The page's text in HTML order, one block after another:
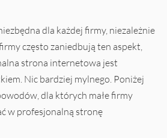
dla każdej firmy, niezależnie
często zaniedbują ten aspekt,
strona internetowa jest
Nic bardziej mylnego. Poniżej
dla których małe firmy
w profesjonalną stronę